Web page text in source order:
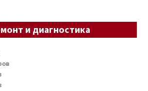
и диагностика